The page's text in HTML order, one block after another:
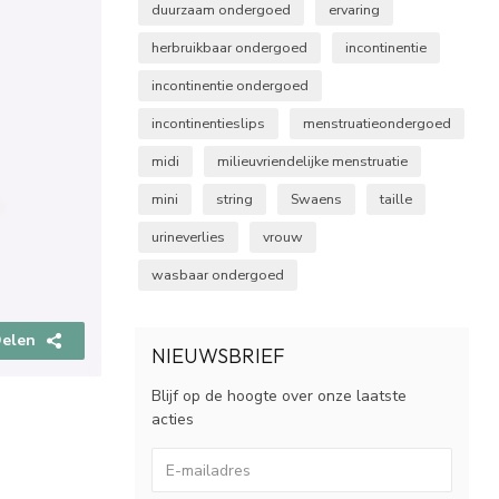
duurzaam ondergoed
ervaring
herbruikbaar ondergoed
incontinentie
incontinentie ondergoed
incontinentieslips
menstruatieondergoed
midi
milieuvriendelijke menstruatie
mini
string Swaens
taille
urineverlies
vrouw
wasbaar ondergoed
NIEUWSBRIEF
Blijf op de hoogte over onze laatste
acties